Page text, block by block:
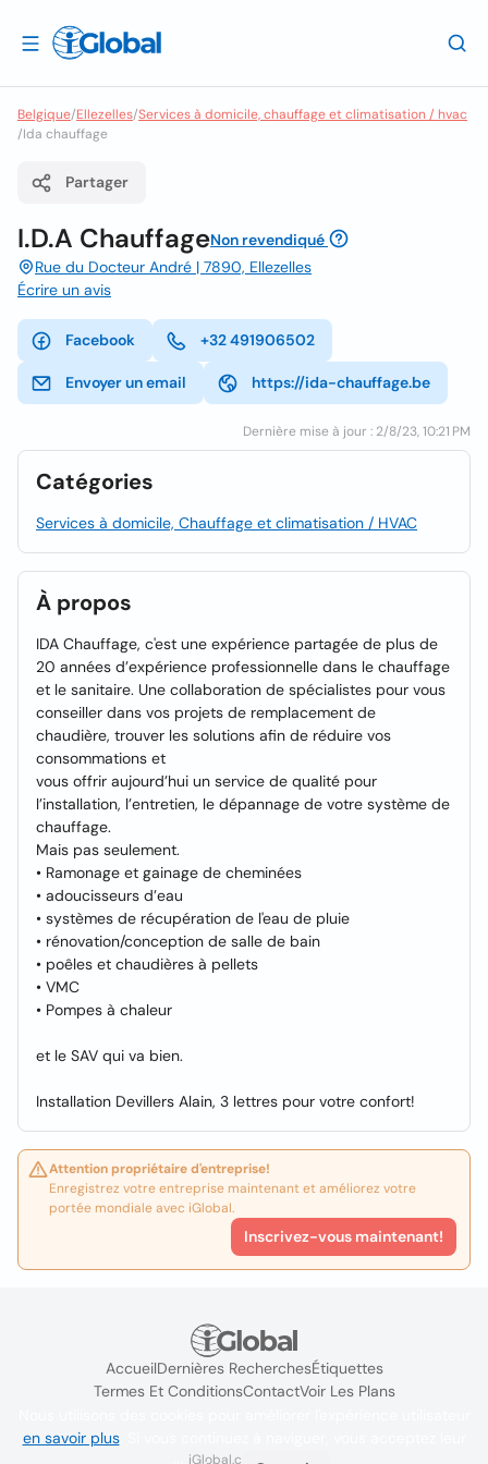
Belgique/Ellezelles/Services à domicile, chauffage et climatisation / hvac
/Ida chauffage
Partager
I.D.A ChauffageNon revendiqué
Rue du Docteur André | 7890, Ellezelles
Écrire un avis
Facebook +32 491906502
Envoyer un email https://ida-chauffage.be
Dernière mise à jour : 2/8/23, 10:21 PM
Catégories
Services à domicile, Chauffage et climatisation / HVAC
À propos
IDA Chauffage, c'est une expérience partagée de plus de
20 années d’expérience professionnelle dans le chauffage
et le sanitaire. Une collaboration de spécialistes pour vous
conseiller dans vos projets de remplacement de
chaudière, trouver les solutions afin de réduire vos
consommations et
vous offrir aujourd’hui un service de qualité pour
l’installation, l’entretien, le dépannage de votre système de
chauffage.
Mais pas seulement.
• Ramonage et gainage de cheminées
• adoucisseurs d’eau
• systèmes de récupération de l'eau de pluie
• rénovation/conception de salle de bain
• poêles et chaudières à pellets
• VMC
• Pompes à chaleur
et le SAV qui va bien.
Installation Devillers Alain, 3 lettres pour votre confort!
Attention propriétaire d'entreprise!
Enregistrez votre entreprise maintenant et améliorez votre
portée mondiale avec iGlobal.
Inscrivez-vous maintenant!
AccueilDernières RecherchesÉtiquettes
Termes Et ConditionsContactVoir Les Plans
iGlobal.co @ 2024
en savoir plus. Si vous continuez à naviguer, vous acceptez leur